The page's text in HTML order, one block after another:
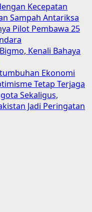
Kecepatan
Sampah Antariksa
Pilot Pembawa 25
Kenali Bahaya
Ekonomi
Tetap Terjaga
Sekaligus,
Jadi Peringatan